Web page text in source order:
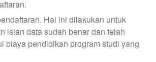
Hal ini dilakukan untuk
isian data sudah benar dan telah
biaya pendidikan program studi yang